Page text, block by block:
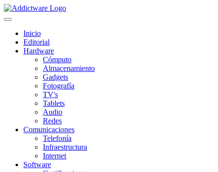
Inicio
Editorial
Hardware
Cómputo
Almacenamiento
Gadgets
Fotografía
TV's
Tablets
Audio
Redes
Comunicaciones
Telefonía
Infraestructura
Internet
Software